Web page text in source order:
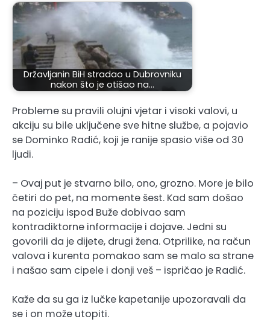
Državljanin BiH stradao u Dubrovniku
nakon što je otišao na…
Probleme su pravili olujni vjetar i visoki valovi, u
akciju su bile uključene sve hitne službe, a pojavio
se Dominko Radić, koji je ranije spasio više od 30
ljudi.
– Ovaj put je stvarno bilo, ono, grozno. More je bilo
četiri do pet, na momente šest. Kad sam došao
na poziciju ispod Buže dobivao sam
kontradiktorne informacije i dojave. Jedni su
govorili da je dijete, drugi žena. Otprilike, na račun
valova i kurenta pomakao sam se malo sa strane
i našao sam cipele i donji veš – ispričao je Radić.
Kaže da su ga iz lučke kapetanije upozoravali da
se i on može utopiti.